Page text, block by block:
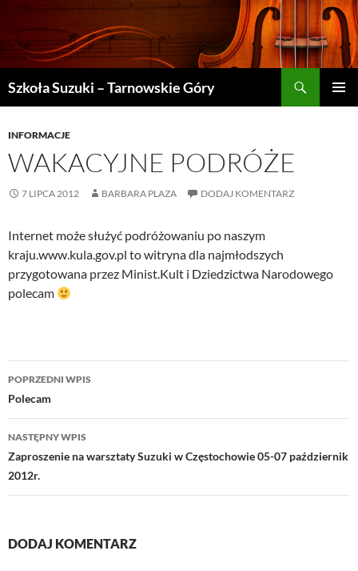
Szkoła Suzuki – Tarnowskie Góry
TREŚCI
INFORMACJE
WAKACYJNE PODRÓŻE
7 LIPCA 2012 BARBARA PLAZA DODAJ KOMENTARZ
Internet może służyć podróżowaniu po naszym
kraju.www.kula.gov.pl to witryna dla najmłodszych
przygotowana przez Minist.Kult i Dziedzictwa Narodowego
polecam
Nawigacja
wpisu
POPRZEDNI WPIS
Polecam
NASTĘPNY WPIS
Zaproszenie na warsztaty Suzuki w Częstochowie 05-07 październik
2012r.
DODAJ KOMENTARZ